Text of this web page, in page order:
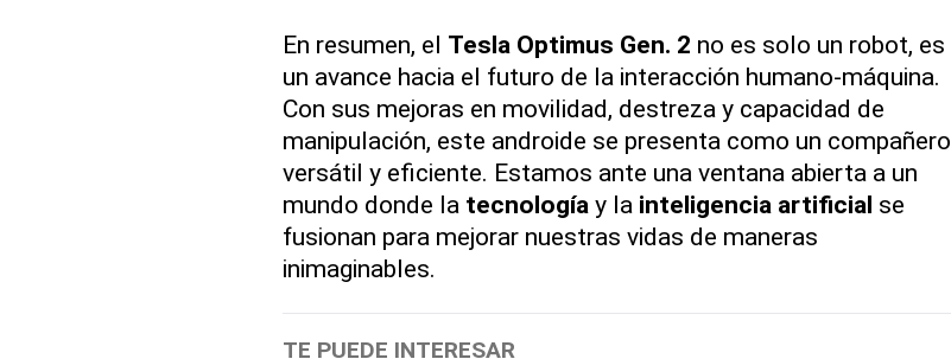
En resumen, el Tesla Optimus Gen. 2 no es solo un robot, es
un avance hacia el futuro de la interacción humano-máquina.
Con sus mejoras en movilidad, destreza y capacidad de
manipulación, este androide se presenta como un compañero
versátil y eficiente. Estamos ante una ventana abierta a un
mundo donde la tecnología y la inteligencia artificial se
fusionan para mejorar nuestras vidas de maneras
inimaginables.
TE PUEDE INTERESAR